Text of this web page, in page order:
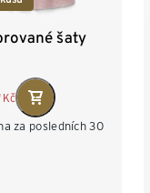
šaty
Kč
za posledních 30